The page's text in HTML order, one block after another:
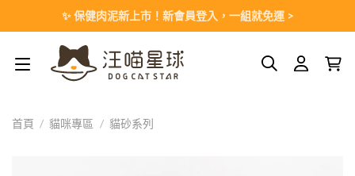
✨ 保健肉泥新上市！新會員登入，一組就免運 >
首頁 / 貓咪專區 / 貓砂系列